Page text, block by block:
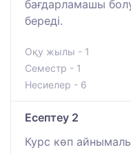
бағдарламашы болу
береді.
Оқу жылы - 1
Семестр - 1
Несиелер - 6
Есептеу 2
Курс көп